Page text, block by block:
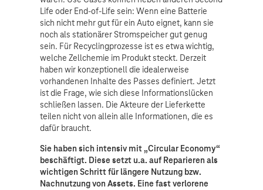
Life oder End-of-Life sein: Wenn eine Batterie
sich nicht mehr gut für ein Auto eignet, kann sie
noch als stationärer Stromspeicher gut genug
sein. Für Recyclingprozesse ist es etwa wichtig,
welche Zellchemie im Produkt steckt. Derzeit
haben wir konzeptionell die idealerweise
vorhandenen Inhalte des Passes definiert. Jetzt
ist die Frage, wie sich diese Informationslücken
schließen lassen. Die Akteure der Lieferkette
teilen nicht von allein alle Informationen, die es
dafür braucht.
Sie haben sich intensiv mit „Circular Economy“
beschäftigt. Diese setzt u.a. auf Reparieren als
wichtigen Schritt für längere Nutzung bzw.
Nachnutzung von Assets. Eine fast verlorene